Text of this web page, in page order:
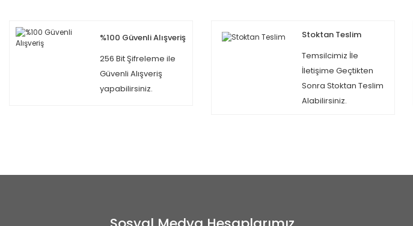
%100 Güvenli Alışveriş
256 Bit Şifreleme ile
Güvenli Alışveriş
yapabilirsiniz.
Stoktan Teslim
Temsilcimiz İle
İletişime Geçtikten
Sonra Stoktan Teslim
Alabilirsiniz.